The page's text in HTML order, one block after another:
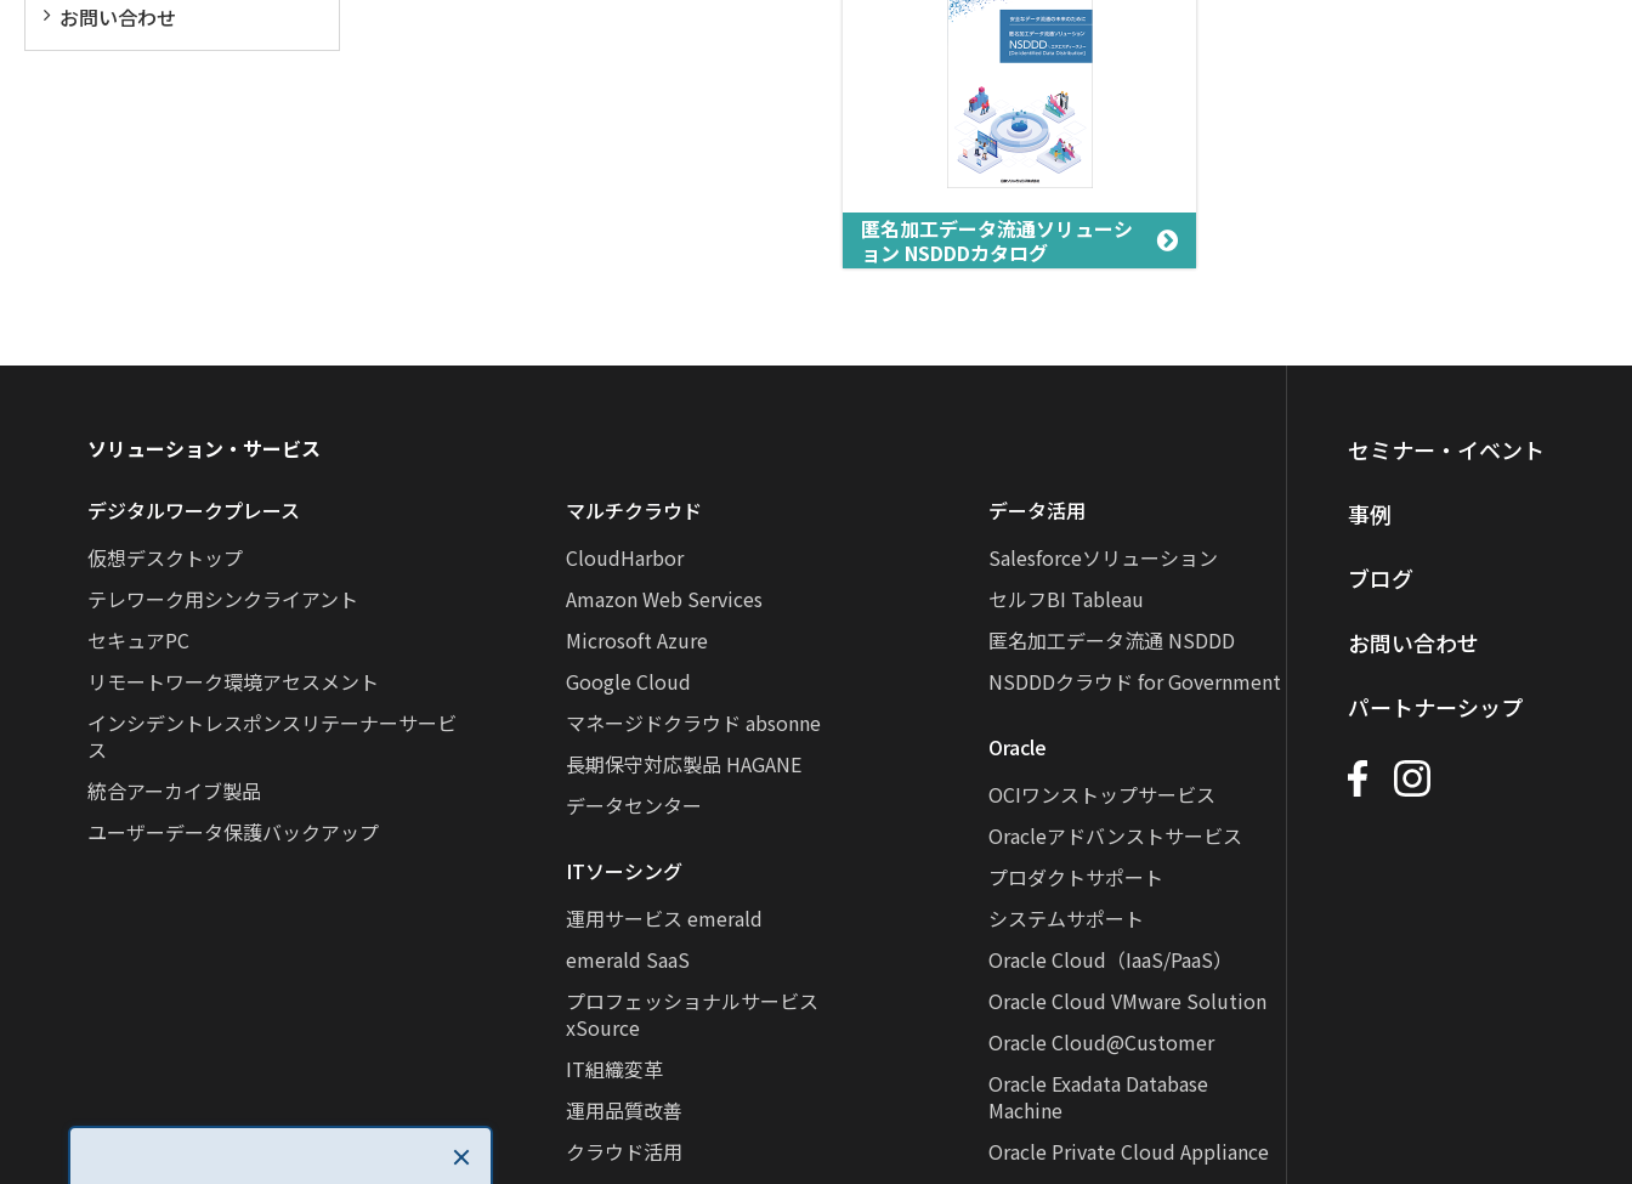
お問い合わせ
匿名加工データ流通ソリューシ
ョン NSDDDカタログ
ソリューション・サービス
デジタルワークプレース
仮想デスクトップ
テレワーク用シンクライアント
セキュアPC
リモートワーク環境アセスメント
インシデントレスポンスリテーナーサービ
ス
統合アーカイブ製品
ユーザーデータ保護バックアップ
マルチクラウド
CloudHarbor
Amazon Web Services
Microsoft Azure
Google Cloud
マネージドクラウド absonne
長期保守対応製品 HAGANE
データセンター
ITソーシング
運用サービス emerald
emerald SaaS
プロフェッショナルサービス
xSource
IT組織変革
運用品質改善
クラウド活用
データ活用
Salesforceソリューション
セルフBI Tableau
匿名加工データ流通 NSDDD
NSDDDクラウド for Government
Oracle
OCIワンストップサービス
Oracleアドバンストサービス
プロダクトサポート
システムサポート
Oracle Cloud（IaaS/PaaS）
Oracle Cloud VMware Solution
Oracle Cloud@Customer
Oracle Exadata Database
Machine
Oracle Private Cloud Appliance
セミナー・イベント
事例
ブログ
お問い合わせ
パートナーシップ